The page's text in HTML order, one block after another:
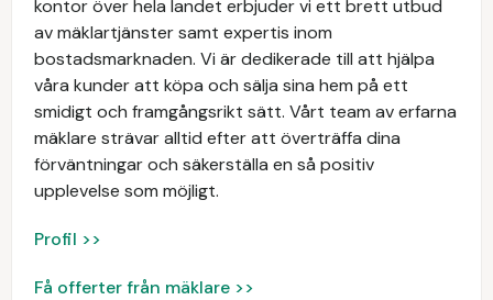
kontor över hela landet erbjuder vi ett brett utbud
av mäklartjänster samt expertis inom
bostadsmarknaden. Vi är dedikerade till att hjälpa
våra kunder att köpa och sälja sina hem på ett
smidigt och framgångsrikt sätt. Vårt team av erfarna
mäklare strävar alltid efter att överträffa dina
förväntningar och säkerställa en så positiv
upplevelse som möjligt.
Profil >>
Få offerter från mäklare >>